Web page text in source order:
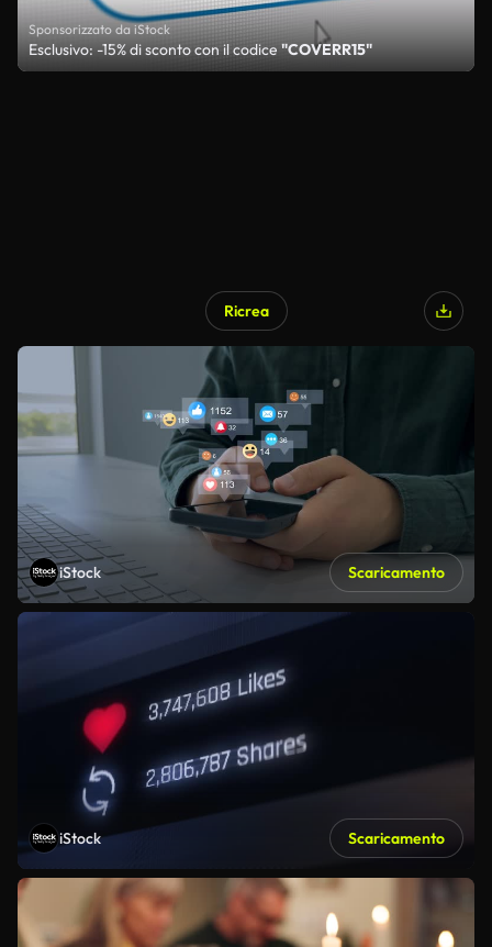
Sponsorizzato da iStock
Esclusivo: -15% di sconto con il codice "COVERR15"
Ricrea
iStock Scaricamento
iStock Scaricamento